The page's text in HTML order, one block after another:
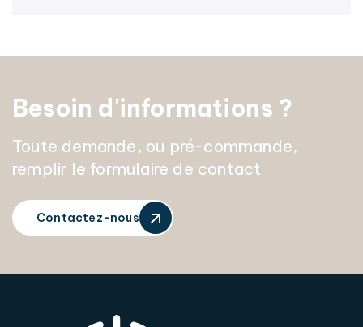
Besoin d'informations ?
Toute demande, ou pré-commande,
remplir le formulaire de contact
Contactez-nous